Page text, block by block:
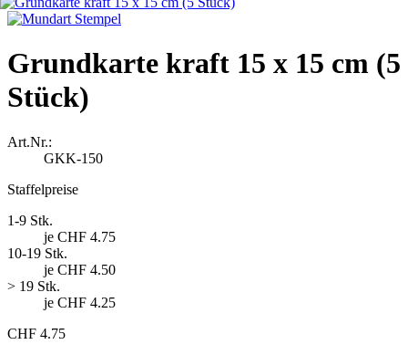
Grundkarte kraft 15 x 15 cm (5
Stück)
Art.Nr.:
GKK-150
Staffelpreise
1-9 Stk.
je CHF 4.75
10-19 Stk.
je CHF 4.50
> 19 Stk.
je CHF 4.25
CHF 4.75